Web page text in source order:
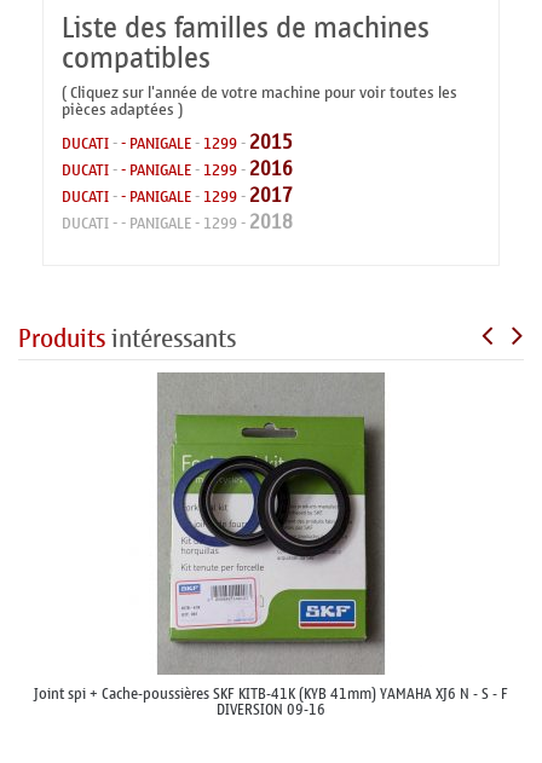
Liste des familles de machines
compatibles
( Cliquez sur l'année de votre machine pour voir toutes les
pièces adaptées )
DUCATI-- PANIGALE-1299-2015
DUCATI-- PANIGALE-1299-2016
DUCATI-- PANIGALE-1299-2017
DUCATI-- PANIGALE-1299-2018
Produitsintéressants
Joint spi + Cache-poussières SKF KITB-41K (KYB 41mm) YAMAHA XJ6 N - S - F
DIVERSION 09-16